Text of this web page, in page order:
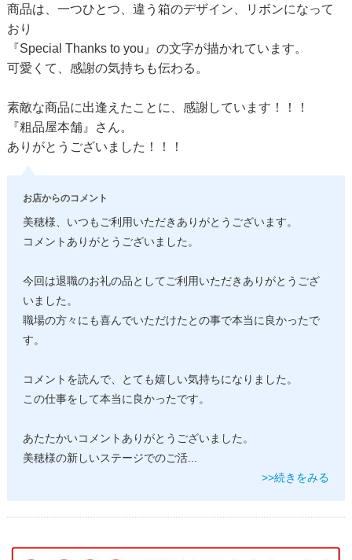
商品は、一つひとつ、違う箱のデザイン、リボンになって
おり
『Special Thanks to you』の文字が描かれています。
可愛くて、感謝の気持ちも伝わる。
素敵な商品に出逢えたことに、感謝しています！！！
『粗品屋本舗』さん。
ありがとうございました！！！
お店からのコメント
美穂様、いつもご利用いただきありがとうございます。
コメントありがとうございました。
今回は退職のお礼の品としてご利用いただきありがとうござ
いました。
職場の方々にも喜んでいただけたとの事で本当に良かったで
す。
コメントを読んで、とても嬉しい気持ちになりました。
この仕事をして本当に良かったです。
あたたかいコメントありがとうございました。
美穂様の新しいステージでのご活...
>>続きをみる